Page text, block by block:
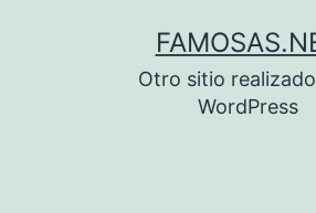
Otro sitio
WordPress